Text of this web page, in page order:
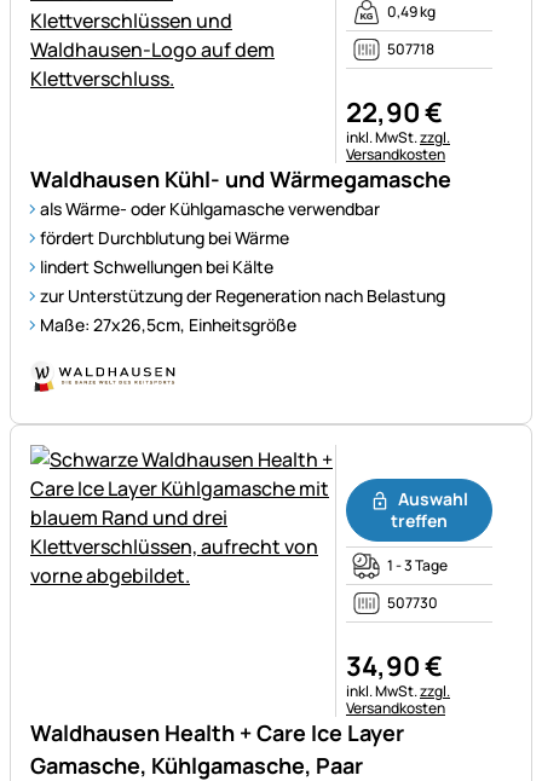
Waldhausen Kühl- und Wärmegamasche
als Wärme- oder Kühlgamasche verwendbar
fördert Durchblutung bei Wärme
lindert Schwellungen bei Kälte
zur Unterstützung der Regeneration nach Belastung
Maße: 27x26,5cm, Einheitsgröße
0,49 kg
507718
22,90€
Steuerhinweis:
inkl. MwSt.zzgl.
Versandkosten
Waldhausen Health + Care Ice Layer
Gamasche, Kühlgamasche, Paar
Auswahl
treffen
1 - 3 Tage
507730
34,90€
Steuerhinweis:
inkl. MwSt.zzgl.
Versandkosten